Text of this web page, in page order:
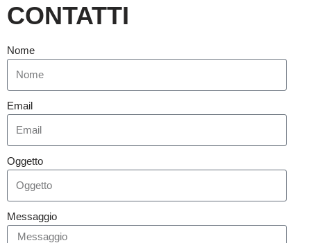
CONTATTI
Nome
Email
Oggetto
Messaggio